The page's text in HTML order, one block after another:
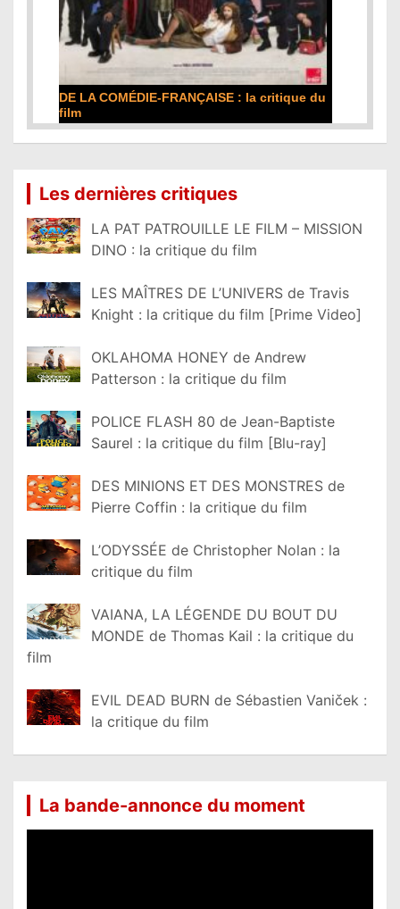
DE LA COMÉDIE-FRANÇAISE : la critique du
film
Les dernières critiques
LA PAT PATROUILLE LE FILM – MISSION
DINO : la critique du film
LES MAÎTRES DE L’UNIVERS de Travis
Knight : la critique du film [Prime Video]
OKLAHOMA HONEY de Andrew
Patterson : la critique du film
POLICE FLASH 80 de Jean-Baptiste
Saurel : la critique du film [Blu-ray]
DES MINIONS ET DES MONSTRES de
Pierre Coffin : la critique du film
L’ODYSSÉE de Christopher Nolan : la
critique du film
VAIANA, LA LÉGENDE DU BOUT DU
MONDE de Thomas Kail : la critique du
film
EVIL DEAD BURN de Sébastien Vaniček :
la critique du film
La bande-annonce du moment